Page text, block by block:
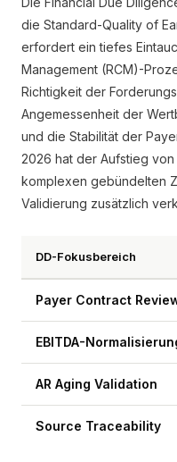
die Standard-Quality of
erfordert ein tiefes
Management (RCM)-
Richtigkeit der
Angemessenheit der
und die Stabilität der
2026 hat der Aufstieg
komplexen gebündelten
Validierung zusätzlich
DD-Fokusbereich
Payer Contract
EBITDA-
AR Aging Validation
Source Traceability